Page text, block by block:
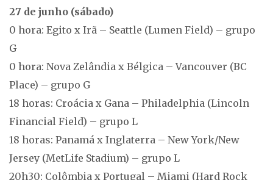
27 de junho (sábado)
0 hora: Egito x Irã – Seattle (Lumen Field) – grupo
G
0 hora: Nova Zelândia x Bélgica – Vancouver (BC
Place) – grupo G
18 horas: Croácia x Gana – Philadelphia (Lincoln
Financial Field) – grupo L
18 horas: Panamá x Inglaterra – New York/New
Jersey (MetLife Stadium) – grupo L
20h30: Colômbia x Portugal – Miami (Hard Rock